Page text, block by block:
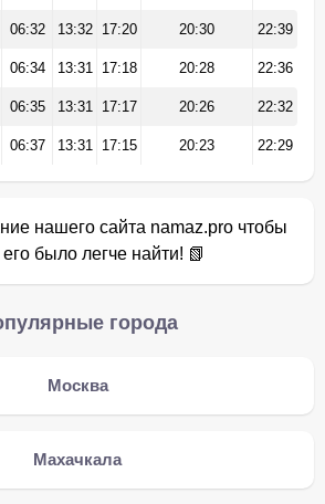
06:32 13:32 17:20 20:30 22:39
06:34 13:31 17:18 20:28 22:36
06:35 13:31 17:17 20:26 22:32
06:37 13:31 17:15 20:23 22:29
нашего сайта namaz.pro чтобы
было легче найти! 📗
города
Москва
Махачкала